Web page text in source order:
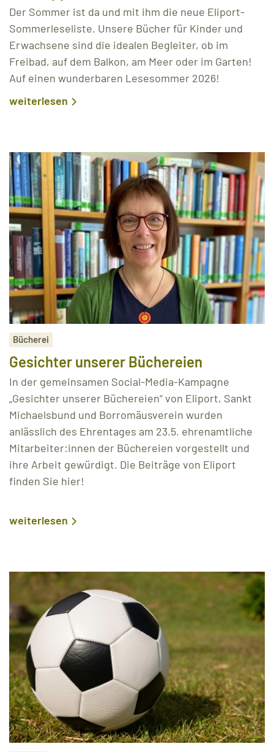
Der Sommer ist da und mit ihm die neue Eliport-
Sommerleseliste. Unsere Bücher für Kinder und
Erwachsene sind die idealen Begleiter, ob im
Freibad, auf dem Balkon, am Meer oder im Garten!
Auf einen wunderbaren Lesesommer 2026!
weiterlesen
Bücherei
Gesichter unserer Büchereien
In der gemeinsamen Social-Media-Kampagne
„Gesichter unserer Büchereien“ von Eliport, Sankt
Michaelsbund und Borromäusverein wurden
anlässlich des Ehrentages am 23.5. ehrenamtliche
Mitarbeiter:innen der Büchereien vorgestellt und
ihre Arbeit gewürdigt. Die Beiträge von Eliport
finden Sie hier!
weiterlesen